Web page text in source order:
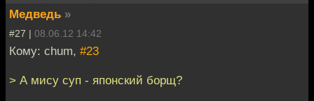
Медведь »
#27 | 08.06.12 14:42
Кому: chum, #23
> А мису суп - японский борщ?